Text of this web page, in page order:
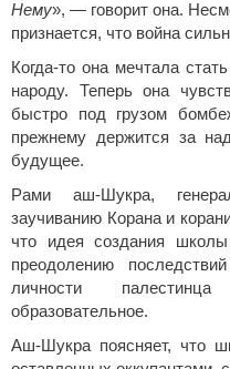
Нему», — говорит она.
признается, что война
Когда-то она мечтала
народу. Теперь она
быстро под грузом
прежнему держится за
будущее.
Рами аш-Шукра,
заучиванию Корана и
что идея создания
преодолению
личности
образовательное.
Аш-Шукра поясняет, что